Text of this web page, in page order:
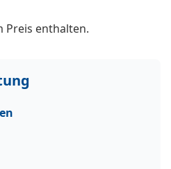
Preis enthalten.